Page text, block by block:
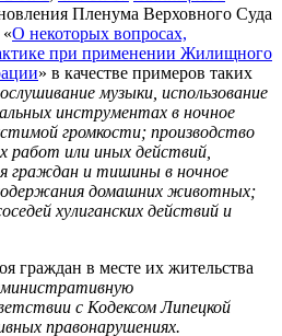
Пленума Верховного Суда
О некоторых вопросах,
при применении Жилищного
» в качестве примеров таких
музыки, использование
инструментах в ночное
громкости; производство
или иных действий,
граждан и тишины в ночное
домашних животных;
хулиганских действий и
граждан в месте их жительства
с Кодексом Липецкой
правонарушениях.